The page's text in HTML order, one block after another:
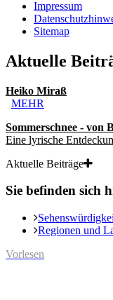
Impressum
Sitemap
Aktuelle
Heiko Miraß
MEHR
Sommerschnee - von
Eine lyrische
Aktuelle Beiträge
Sie befinden sich
Regionen und
Vorlesen